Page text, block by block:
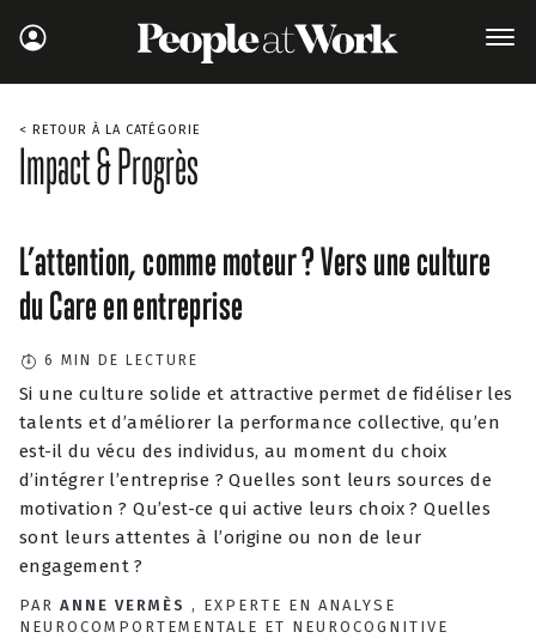
< RETOUR À LA CATÉGORIE
Impact & Progrès
L’attention, comme moteur ? Vers une culture
du Care en entreprise
6 MIN DE LECTURE
Si une culture solide et attractive permet de fidéliser les
talents et d’améliorer la performance collective, qu’en
est-il du vécu des individus, au moment du choix
d’intégrer l’entreprise ? Quelles sont leurs sources de
motivation ? Qu’est-ce qui active leurs choix ? Quelles
sont leurs attentes à l’origine ou non de leur
engagement ?
PAR ANNE VERMÈS , EXPERTE EN ANALYSE
NEUROCOMPORTEMENTALE ET NEUROCOGNITIVE